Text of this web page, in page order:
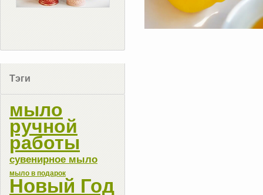
Тэги
мыло
ручной
работы
сувенирное мыло
мыло в подарок
Новый Год